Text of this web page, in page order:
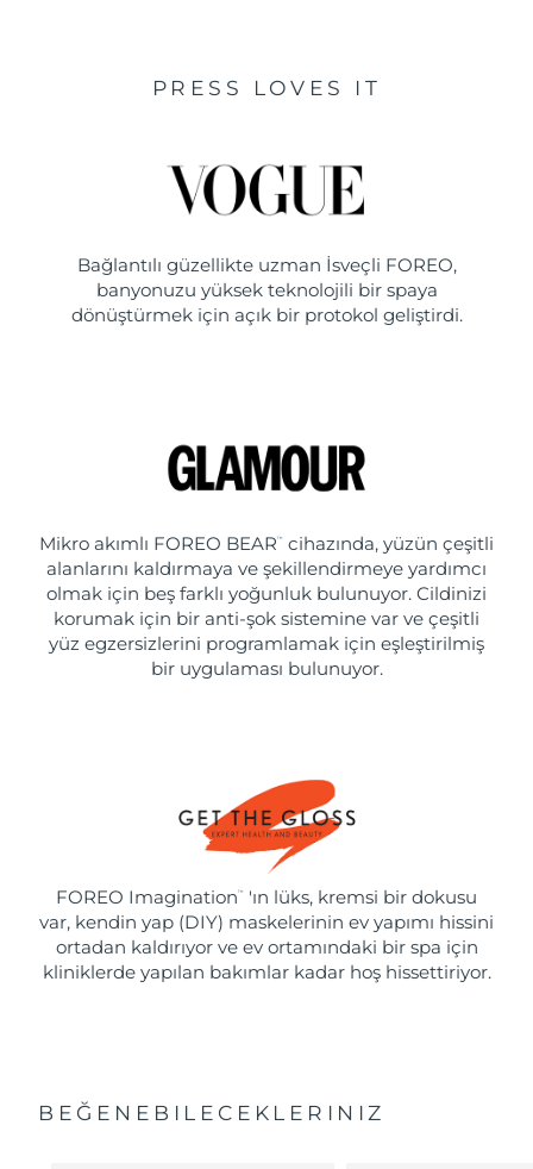
PRESS LOVES IT
Bağlantılı güzellikte uzman İsveçli FOREO,
banyonuzu yüksek teknolojili bir spaya
dönüştürmek için açık bir protokol geliştirdi.
Mikro akımlı FOREO BEAR ™
cihazında, yüzün çeşitli
alanlarını kaldırmaya ve şekillendirmeye yardımcı
olmak için beş farklı yoğunluk bulunuyor. Cildinizi
korumak için bir anti-şok sistemine var ve çeşitli
yüz egzersizlerini programlamak için eşleştirilmiş
bir uygulaması bulunuyor.
FOREO Imagination ™
'ın lüks, kremsi bir dokusu
var, kendin yap (DIY) maskelerinin ev yapımı hissini
ortadan kaldırıyor ve ev ortamındaki bir spa için
kliniklerde yapılan bakımlar kadar hoş hissettiriyor.
BEĞENEBILECEKLERINIZ